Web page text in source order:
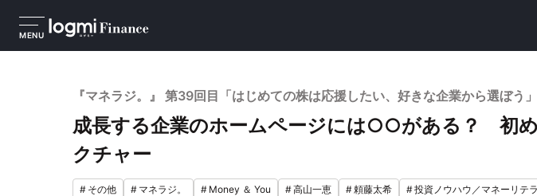
MENU
『マネラジ。』 第39回目「はじめての株は応援したい、好きな企業から選ぼう」
成長する企業のホームページには○○がある？ 初
クチャー
# その他 # マネラジ。 # Money ＆ You #高山一恵 #頼藤太希 #投資ノウハウ／マネーリテ